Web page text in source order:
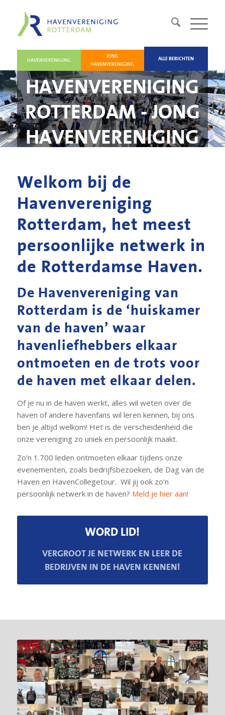
HAVENVERENIGING
JONG
HAVENVERENIGING
ALLE BERICHTEN
HAVENVERENIGING
ROTTERDAM - JONG
HAVENVERENIGING
Welkom bij de
Havenvereniging
Rotterdam, het meest
persoonlijke netwerk in
de Rotterdamse Haven.
De Havenvereniging van
Rotterdam is de ‘huiskamer
van de haven’ waar
havenliefhebbers elkaar
ontmoeten en de trots voor
de haven met elkaar delen.
Of je nu in de haven werkt, alles wil weten over de
haven of andere havenfans wil leren kennen, bij ons
ben je altijd welkom! Het is de verscheidenheid die
onze vereniging zo uniek en persoonlijk maakt.
Zo’n 1.700 leden ontmoeten elkaar tijdens onze
evenementen, zoals bedrijfsbezoeken, de Dag van de
Haven en HavenCollegetour. Wil jij ook zo’n
persoonlijk netwerk in de haven? Meld je hier aan!
WORD LID!
VERGROOT JE NETWERK EN LEER DE
BEDRIJVEN IN DE HAVEN KENNEN!